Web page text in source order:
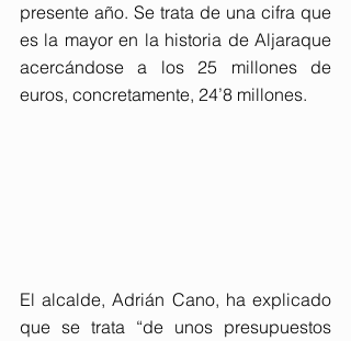
presente año. Se trata de una cifra que
es la mayor en la historia de Aljaraque
acercándose a los 25 millones de
euros, concretamente, 24’8 millones.
El alcalde, Adrián Cano, ha explicado
que se trata “de unos presupuestos